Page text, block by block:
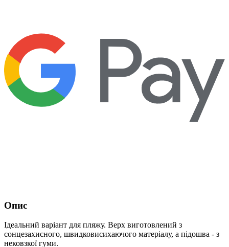
Опис
Ідеальний варіант для пляжу. Верх виготовлений з
сонцезахисного, швидковисихаючого матеріалу, а підошва - з
нековзкої гуми.